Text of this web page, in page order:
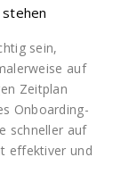
sein,
auf
Zeitplan
Onboarding-
schneller auf
effektiver und